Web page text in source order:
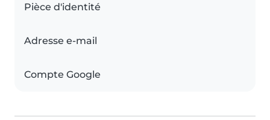
Pièce d'identité
Adresse e-mail
Compte Google